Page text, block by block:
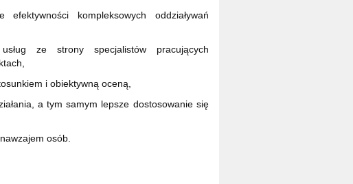
kompleksowych oddziaływań
ze strony specjalistów pracujących
i obiektywną oceną,
a tym samym lepsze dostosowanie się
osób.